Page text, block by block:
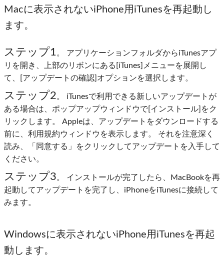
Macに表示されないiPhone用iTunesを再起動し
ます。
ステップ1 。 アプリケーションフォルダからiTunesアプ
リを開き、上部のリボンにある[iTunes]メニューを展開し
て、[アップデートの確認]オプションを選択します。
ステップ2。 iTunesで利用できる新しいアップデートが
ある場合は、ポップアップウィンドウで[インストール]をク
リックします。 Appleは、アップデートをダウンロードする
前に、利用規約ウィンドウを表示します。 それを注意深く
読み、「同意する」をクリックしてアップデートを入手して
ください。
ステップ3。 インストールが完了したら、MacBookを再
起動してアップデートを完了し、iPhoneをiTunesに接続して
みます。
Windowsに表示されないiPhone用iTunesを再起
動します。